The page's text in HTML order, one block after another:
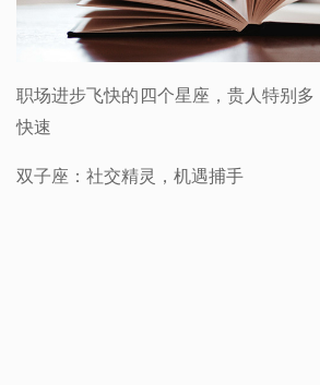
职场进步飞快的四个星座，贵人特别
快速
双子座：社交精灵，机遇捕手